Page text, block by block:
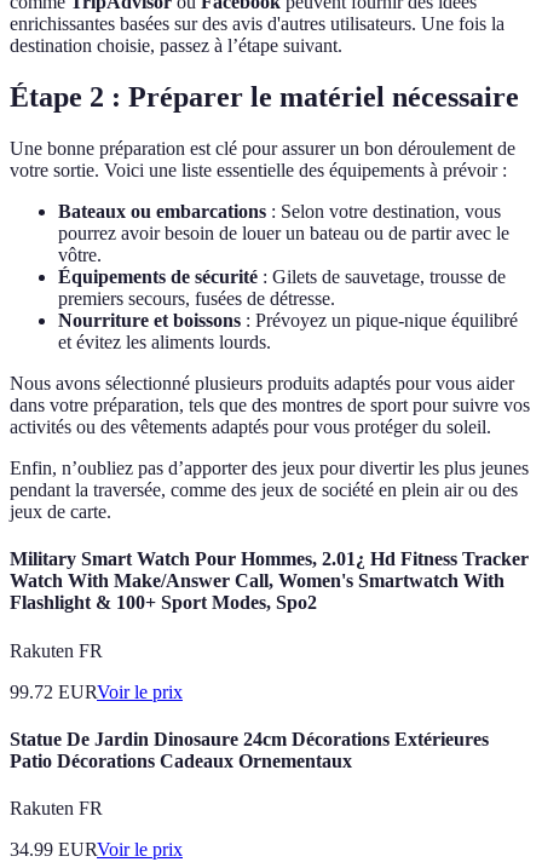
enrichissantes basées sur des avis d'autres utilisateurs. Une fois la
destination choisie, passez à l’étape suivant.
Étape 2 : Préparer le matériel nécessaire
Une bonne préparation est clé pour assurer un bon déroulement de
votre sortie. Voici une liste essentielle des équipements à prévoir :
Bateaux ou embarcations : Selon votre destination, vous
pourrez avoir besoin de louer un bateau ou de partir avec le
vôtre.
Équipements de sécurité : Gilets de sauvetage, trousse de
premiers secours, fusées de détresse.
Nourriture et boissons : Prévoyez un pique-nique équilibré
et évitez les aliments lourds.
Nous avons sélectionné plusieurs produits adaptés pour vous aider
dans votre préparation, tels que des montres de sport pour suivre vos
activités ou des vêtements adaptés pour vous protéger du soleil.
Enfin, n’oubliez pas d’apporter des jeux pour divertir les plus jeunes
pendant la traversée, comme des jeux de société en plein air ou des
jeux de carte.
Military Smart Watch Pour Hommes, 2.01¿ Hd Fitness Tracker
Watch With Make/Answer Call, Women's Smartwatch With
Flashlight & 100+ Sport Modes, Spo2
Rakuten FR
99.72 EURVoir le prix
Statue De Jardin Dinosaure 24cm Décorations Extérieures
Patio Décorations Cadeaux Ornementaux
Rakuten FR
34.99 EURVoir le prix